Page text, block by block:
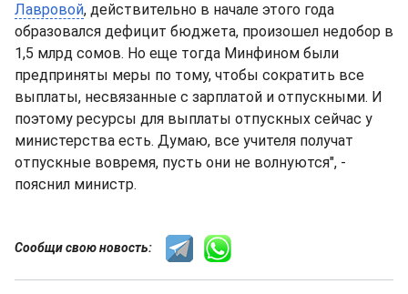
Лавровой, действительно в начале этого года
образовался дефицит бюджета, произошел недобор в
1,5 млрд сомов. Но еще тогда Минфином были
предприняты меры по тому, чтобы сократить все
выплаты, несвязанные с зарплатой и отпускными. И
поэтому ресурсы для выплаты отпускных сейчас у
министерства есть. Думаю, все учителя получат
отпускные вовремя, пусть они не волнуются", -
пояснил министр.
Сообщи свою новость: